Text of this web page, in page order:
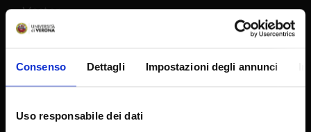
Consenso Dettagli Impostazioni degli annunci
Uso responsabile dei dati
Master
Contatti e mappa
Area Amministrativa
Privacy policy